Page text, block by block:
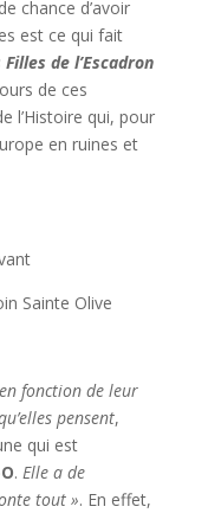
chance d’avoir
est ce qui fait
Filles de l’Escadron
de ces
l’Histoire qui, pour
en ruines et
Sainte Olive
fonction de leur
pensent,
qui est
. Elle a de
tout ». En effet,